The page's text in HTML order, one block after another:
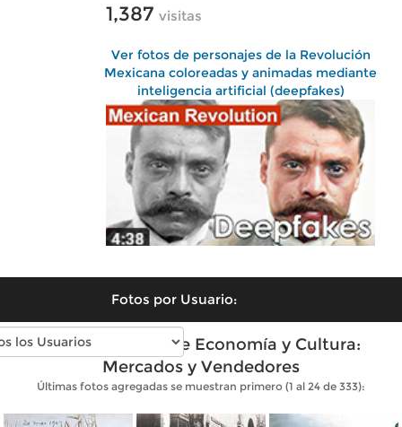
1,387 visitas
Ver fotos de personajes de la Revolución
Mexicana coloreadas y animadas mediante
inteligencia artificial (deepfakes)
Fotos por Usuario:
Fotos antiguas de Economía y Cultura:
Mercados y Vendedores
Últimas fotos agregadas se muestran primero (1 al 24 de 333):